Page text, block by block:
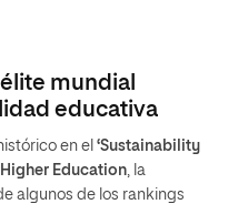
élite mundial
educativa
en el ‘Sustainability
Higher Education , la
algunos de los rankings